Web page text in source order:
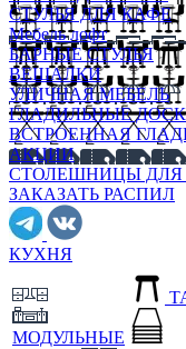
СТУЛЬЯ ДЛЯ КАФЕ
Мебель лофт
БАРНЫЕ СТУЛЬЯ
ВЕШАЛКИ
УЛИЧНАЯ МЕБЕЛЬ
ГЛАДИЛЬНЫЕ
ВСТРОЕННАЯ
АКЦИИ
СТОЛЕШНИЦЫ ДЛЯ
ЗАКАЗАТЬ РАСПИЛ
КУХНЯ
МОДУЛЬНЫЕ